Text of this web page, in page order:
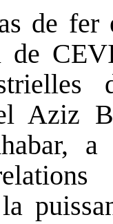
de fer
de
Aziz